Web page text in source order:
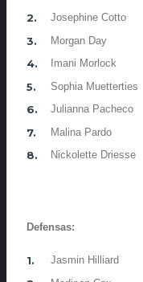
Josephine Cotto
Morgan Day
Imani Morlock
Sophia Muetterties
Julianna Pacheco
Malina Pardo
Nickolette Driesse
Defensas:
Jasmin Hilliard